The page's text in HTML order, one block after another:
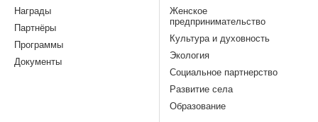
Награды
Партнёры
Программы
Документы
Женское
предпринимательство
Культура и духовность
Экология
Социальное партнерство
Развитие села
Образование